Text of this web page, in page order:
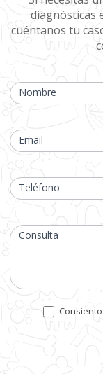
diagnósticas
cuéntanos tu
Nombre
Email
Teléfono
Consulta
eres
humano,
campo
en
blanco.